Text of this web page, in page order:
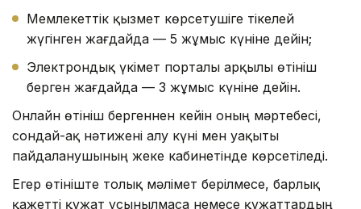
Мемлекеттік қызмет көрсетушіге тікелей
жүгінген жағдайда — 5 жұмыс күніне дейін;
Электрондық үкімет порталы арқылы өтініш
берген жағдайда — 3 жұмыс күніне дейін.
Онлайн өтініш бергеннен кейін оның мәртебесі,
сондай-ақ нәтижені алу күні мен уақыты
пайдаланушының жеке кабинетінде көрсетіледі.
Егер өтініште толық мәлімет берілмесе, барлық
қажетті құжат ұсынылмаса немесе құжаттардың